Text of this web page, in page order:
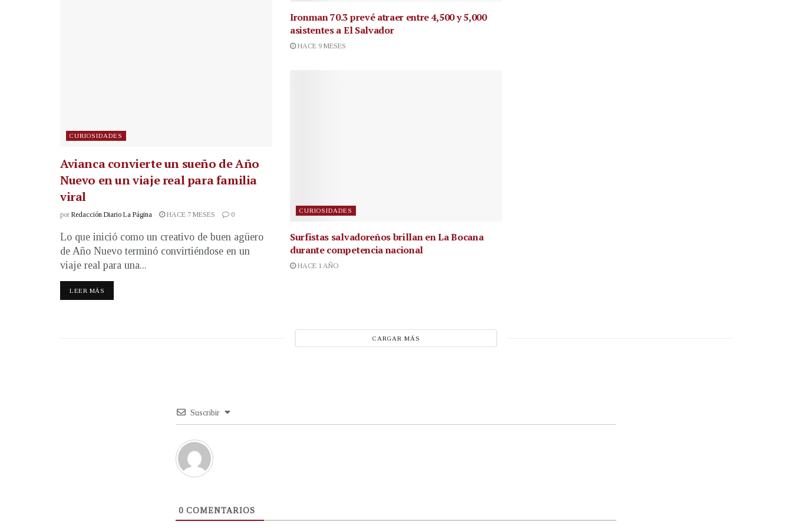
CURIOSIDADES
Avianca convierte un sueño de Año
Nuevo en un viaje real para familia
viral
por Redacción Diario La Página HACE 7 MESES 0
Lo que inició como un creativo de buen agüero
de Año Nuevo terminó convirtiéndose en un
viaje real para una...
LEER MÁS
Ironman 70.3 prevé atraer entre 4,500 y 5,000
asistentes a El Salvador
HACE 9 MESES
CURIOSIDADES
Surfistas salvadoreños brillan en La Bocana
durante competencia nacional
HACE 1 AÑO
CARGAR MÁS
Suscribir
0 COMENTARIOS